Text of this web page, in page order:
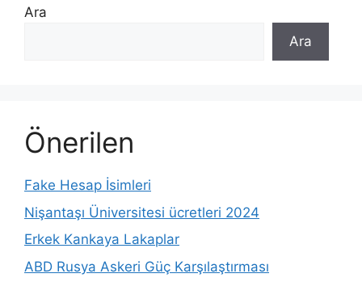
Ara
Ara
Önerilen
Fake Hesap İsimleri
Nişantaşı Üniversitesi ücretleri 2024
Erkek Kankaya Lakaplar
ABD Rusya Askeri Güç Karşılaştırması